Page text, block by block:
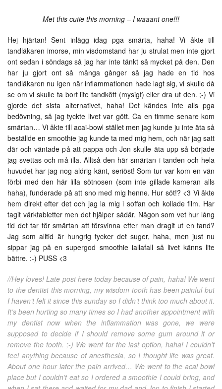
Met this cutie this morning – I waaant one!!!
Hej hjärtan! Sent inlägg idag pga smärta, haha! Vi åkte till
tandläkaren imorse, min visdomstand har ju strulat men inte gjort
ont sedan i söndags så jag har inte tänkt så mycket på den. Den
har ju gjort ont så många gånger så jag hade en tid hos
tandläkaren nu igen när inflammationen hade lagt sig, vi skulle då
se om vi skulle ta bort lite tandkött (mysigt) eller dra ut den. ;-) Vi
gjorde det sista alternativet, haha! Det kändes inte alls pga
bedövning, så jag tyckte livet var gött. Ca en timme senare kom
smärtan… Vi åkte till acai-bowl stället men jag kunde ju inte äta så
beställde en smoothie jag kunde ta med mig hem, och när jag satt
där och väntade på att pappa och Jon skulle äta upp så började
jag svettas och må illa. Alltså den här smärtan i tanden och hela
huvudet har jag nog aldrig känt, seriöst! Som tur var kom en vän
förbi med den här lilla sötnosen (som inte gillade kameran alls
haha), funderade på att sno med mig henne. Hur söt!? <3 Vi åkte
hem direkt efter det och jag la mig i soffan och kollade film. Har
tagit värktabletter men det hjälper sådär. Någon som vet hur lång
tid det tar för smärtan att försvinna efter man dragit ut en tand?
Jag som alltid är hungrig tycker det suger, haha, men just nu
sippar jag på en supergod smoothie iallafall så livet känns lite
bättre. :-) PUSS <3
//Hey loves! Late post here today because of pain, haha! We went
to the dentist this morning, my wisdom tooth has been painful but
I haven’t felt it since this sunday so I didn’t think too much about it.
It’s been hurting so many times so I had another appointment with
my dentist now when the inflammation was gone, we were
supposed to decide if I should remove some gum around it or
remove the tooth. ;-) We went for the last option, haha! I couldn’t
feel anything because of anesthesia, so I thought life was great.
About one hour later the pain arrived… We went to the acai bowl
place but I couldn’t eat so I ordered a smoothie I could bring, and